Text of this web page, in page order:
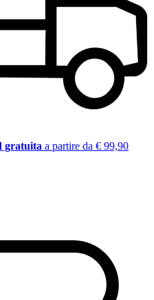
gratuita a partire da € 99,90